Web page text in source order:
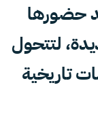
حضورها
لتتحول
تاريخية